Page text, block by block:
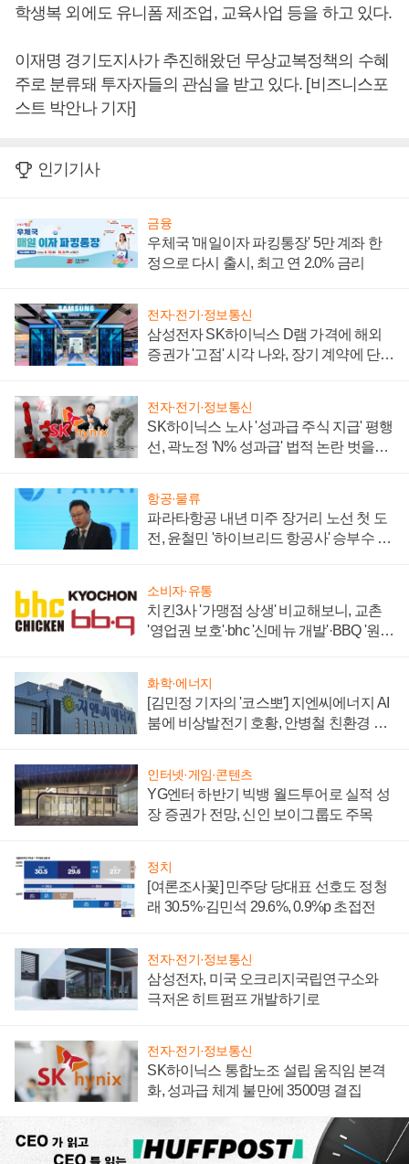
학생복 외에도 유니폼 제조업, 교육사업 등을 하고 있다.
이재명 경기도지사가 추진해왔던 무상교복정책의 수혜
주로 분류돼 투자자들의 관심을 받고 있다. [비즈니스포
스트 박안나 기자]
인기기사
금융
우체국 '매일이자 파킹통장' 5만 계좌 한
정으로 다시 출시, 최고 연 2.0% 금리
전자·전기·정보통신
삼성전자 SK하이닉스 D램 가격에 해외
증권가 '고점' 시각 나와, 장기 계약에 단점
전자·전기·정보통신
SK하이닉스 노사 '성과급 주식 지급' 평행
선, 곽노정 'N% 성과급' 법적 논란 벗을지
항공·물류
파라타항공 내년 미주 장거리 노선 첫 도
전, 윤철민 '하이브리드 항공사' 승부수 통
소비자·유통
치킨3사 '가맹점 상생' 비교해보니, 교촌
'영업권 보호'·bhc '신메뉴 개발'·BBQ '원가
화학·에너지
[김민정 기자의 '코스뽀'] 지엔씨에너지 AI
붐에 비상발전기 호황, 안병철 친환경 에
인터넷·게임·콘텐츠
YG엔터 하반기 빅뱅 월드투어로 실적 성
장 증권가 전망, 신인 보이그룹도 주목
정치
[여론조사꽃] 민주당 당대표 선호도 정청
래 30.5%·김민석 29.6%, 0.9%p 초접전
전자·전기·정보통신
삼성전자, 미국 오크리지국립연구소와
극저온 히트펌프 개발하기로
전자·전기·정보통신
SK하이닉스 통합노조 설립 움직임 본격
화, 성과급 체계 불만에 3500명 결집